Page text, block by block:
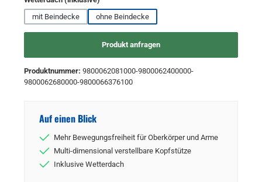
mit Beindecke
ohne Beindecke
Produkt anfragen
Produktnummer: 9800062081000-9800062400000-
9800062680000-9800066376100
Auf einen Blick
Mehr Bewegungsfreiheit für Oberkörper und Arme
Multi-dimensional verstellbare Kopfstütze
Inklusive Wetterdach